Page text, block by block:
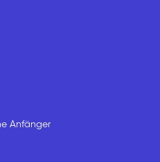
Anfänger